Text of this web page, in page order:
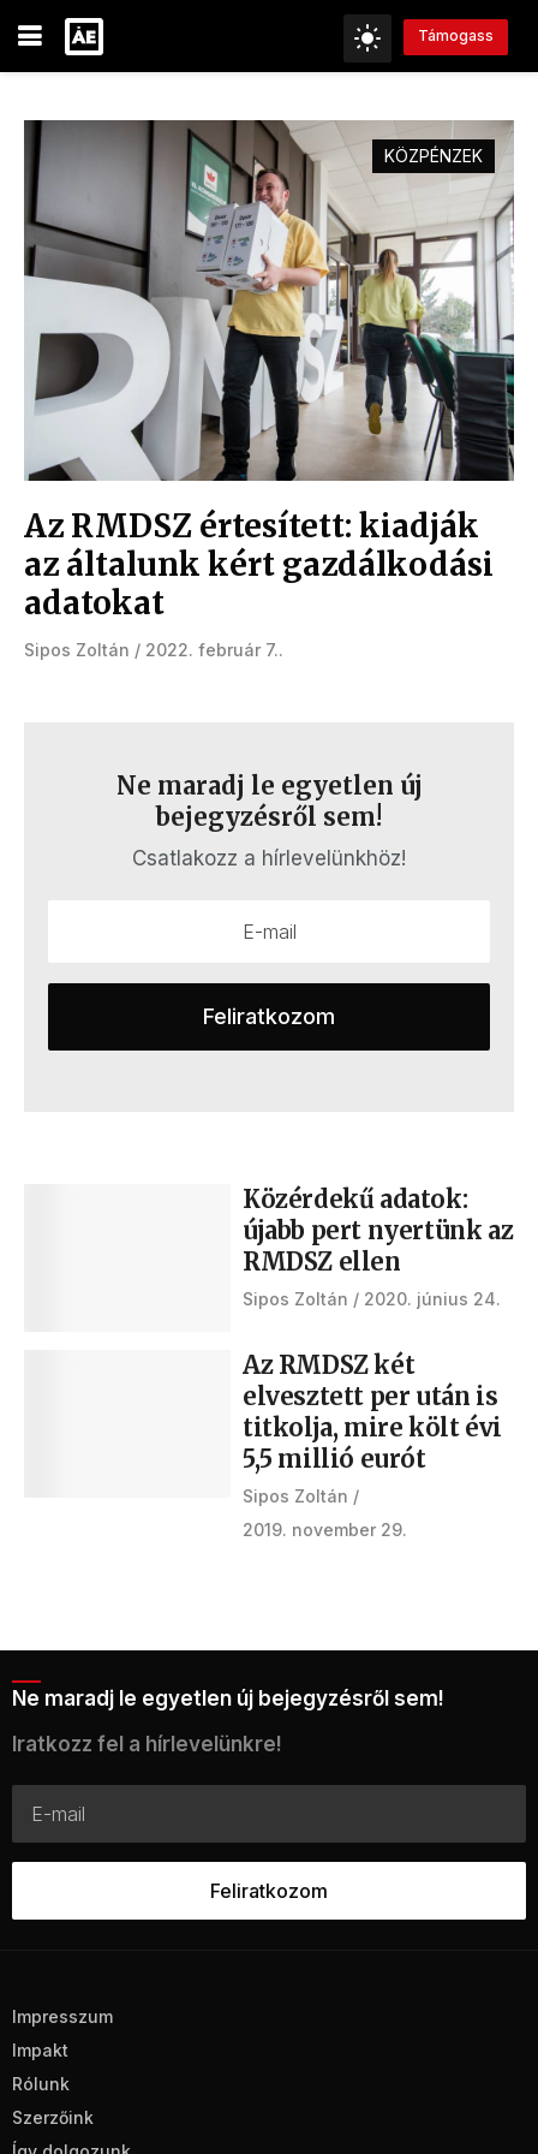
Támogass
KÖZPÉNZEK
Az RMDSZ értesített: kiadják
az általunk kért gazdálkodási
adatokat
Sipos Zoltán 2022. február 7.
Ne maradj le egyetlen új
bejegyzésről sem!
Csatlakozz a hírlevelünkhöz!
Közérdekű adatok:
újabb pert nyertünk az
RMDSZ ellen
Sipos Zoltán 2020. június 24.
Az RMDSZ két
elvesztett per után is
titkolja, mire költ évi
5,5 millió eurót
Sipos Zoltán
2019. november 29.
Ne maradj le egyetlen új bejegyzésről sem!
Iratkozz fel a hírlevelünkre!
Impresszum
Impakt
Rólunk
Szerzőink